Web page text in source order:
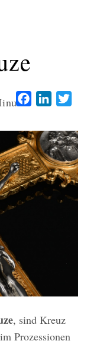
Facebook
, sind Kreuz
Prozessionen